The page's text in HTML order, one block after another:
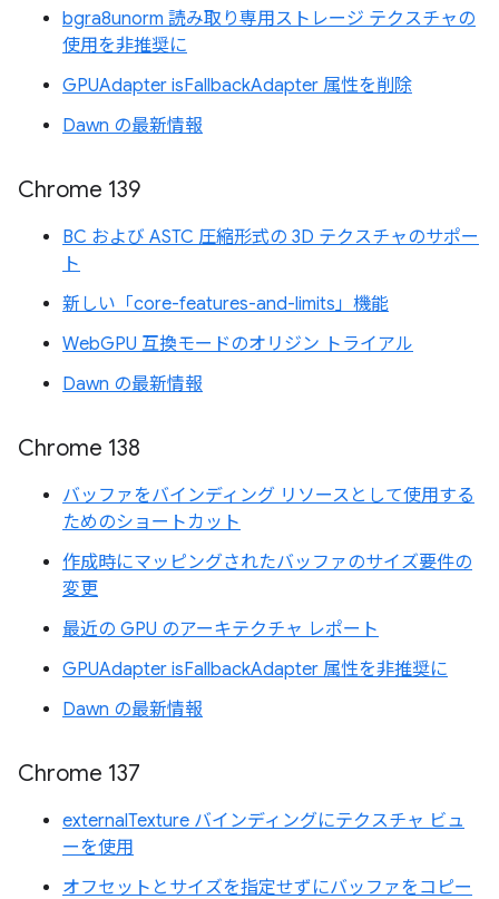
bgra8unorm 読み取り専用ストレージ テクスチャの
使用を非推奨に
GPUAdapter isFallbackAdapter 属性を削除
Dawn の最新情報
Chrome 139
BC および ASTC 圧縮形式の 3D テクスチャのサポー
ト
新しい「core-features-and-limits」機能
WebGPU 互換モードのオリジン トライアル
Dawn の最新情報
Chrome 138
バッファをバインディング リソースとして使用する
ためのショートカット
作成時にマッピングされたバッファのサイズ要件の
変更
最近の GPU のアーキテクチャ レポート
GPUAdapter isFallbackAdapter 属性を非推奨に
Dawn の最新情報
Chrome 137
externalTexture バインディングにテクスチャ ビュ
ーを使用
オフセットとサイズを指定せずにバッファをコピー